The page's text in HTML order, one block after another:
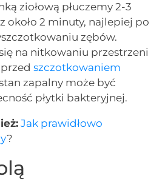
ziołową płuczemy 2-3
około 2 minuty, najlepiej po
zębów.
na nitkowaniu przestrzeni
przedszczotkowaniem
zapalny może być
płytki bakteryjnej.
Jak prawidłowo
?